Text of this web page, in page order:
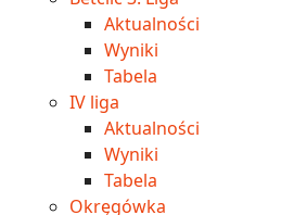
Aktualności
Wyniki
Tabela
IV liga
Aktualności
Wyniki
Tabela
Okręgówka